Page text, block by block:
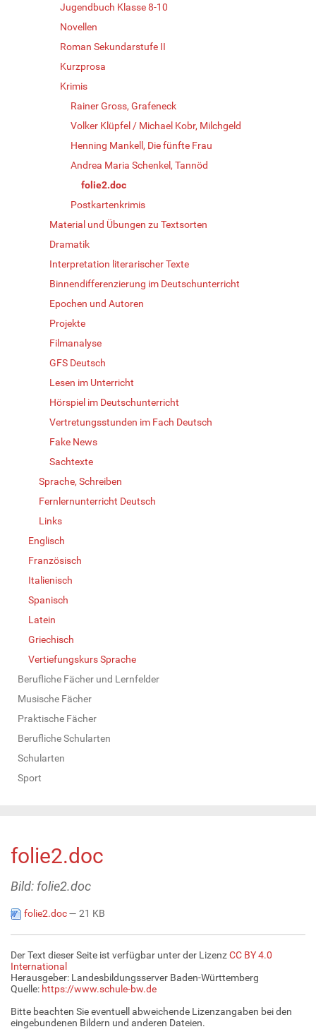
Jugendbuch Klasse 8-10
Novellen
Roman Sekundarstufe II
Kurzprosa
Krimis
Rainer Gross, Grafeneck
Volker Klüpfel / Michael Kobr, Milchgeld
Henning Mankell, Die fünfte Frau
Andrea Maria Schenkel, Tannöd
folie2.doc
Postkartenkrimis
Material und Übungen zu Textsorten
Dramatik
Interpretation literarischer Texte
Binnendifferenzierung im Deutschunterricht
Epochen und Autoren
Projekte
Filmanalyse
GFS Deutsch
Lesen im Unterricht
Hörspiel im Deutschunterricht
Vertretungsstunden im Fach Deutsch
Fake News
Sachtexte
Sprache, Schreiben
Fernlernunterricht Deutsch
Links
Englisch
Französisch
Italienisch
Spanisch
Latein
Griechisch
Vertiefungskurs Sprache
Berufliche Fächer und Lernfelder
Musische Fächer
Praktische Fächer
Berufliche Schularten
Schularten
Sport
folie2.doc
Bild: folie2.doc
folie2.doc— 21 KB
Der Text dieser Seite ist verfügbar unter der LizenzCC BY 4.0
International
Herausgeber: Landesbildungsserver Baden-Württemberg
Quelle: https://www.schule-bw.de
Bitte beachten Sie eventuell abweichende Lizenzangaben bei den
eingebundenen Bildern und anderen Dateien.